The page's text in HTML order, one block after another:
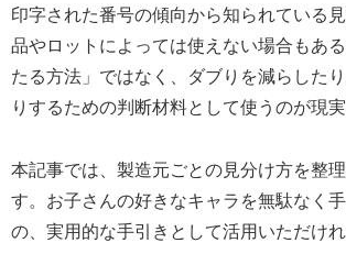
印字された番号の傾向から知られている
品やロットによっては使えない場合もあ
たる方法」ではなく、ダブりを減らした
りするための判断材料として使うのが現実
本記事では、製造元ごとの見分け方を整
す。お子さんの好きなキャラを無駄なく
の、実用的な手引きとして活用いただけれ